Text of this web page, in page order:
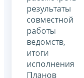
результаты
совместной
работы
ведомств,
итоги
исполнения
Планов